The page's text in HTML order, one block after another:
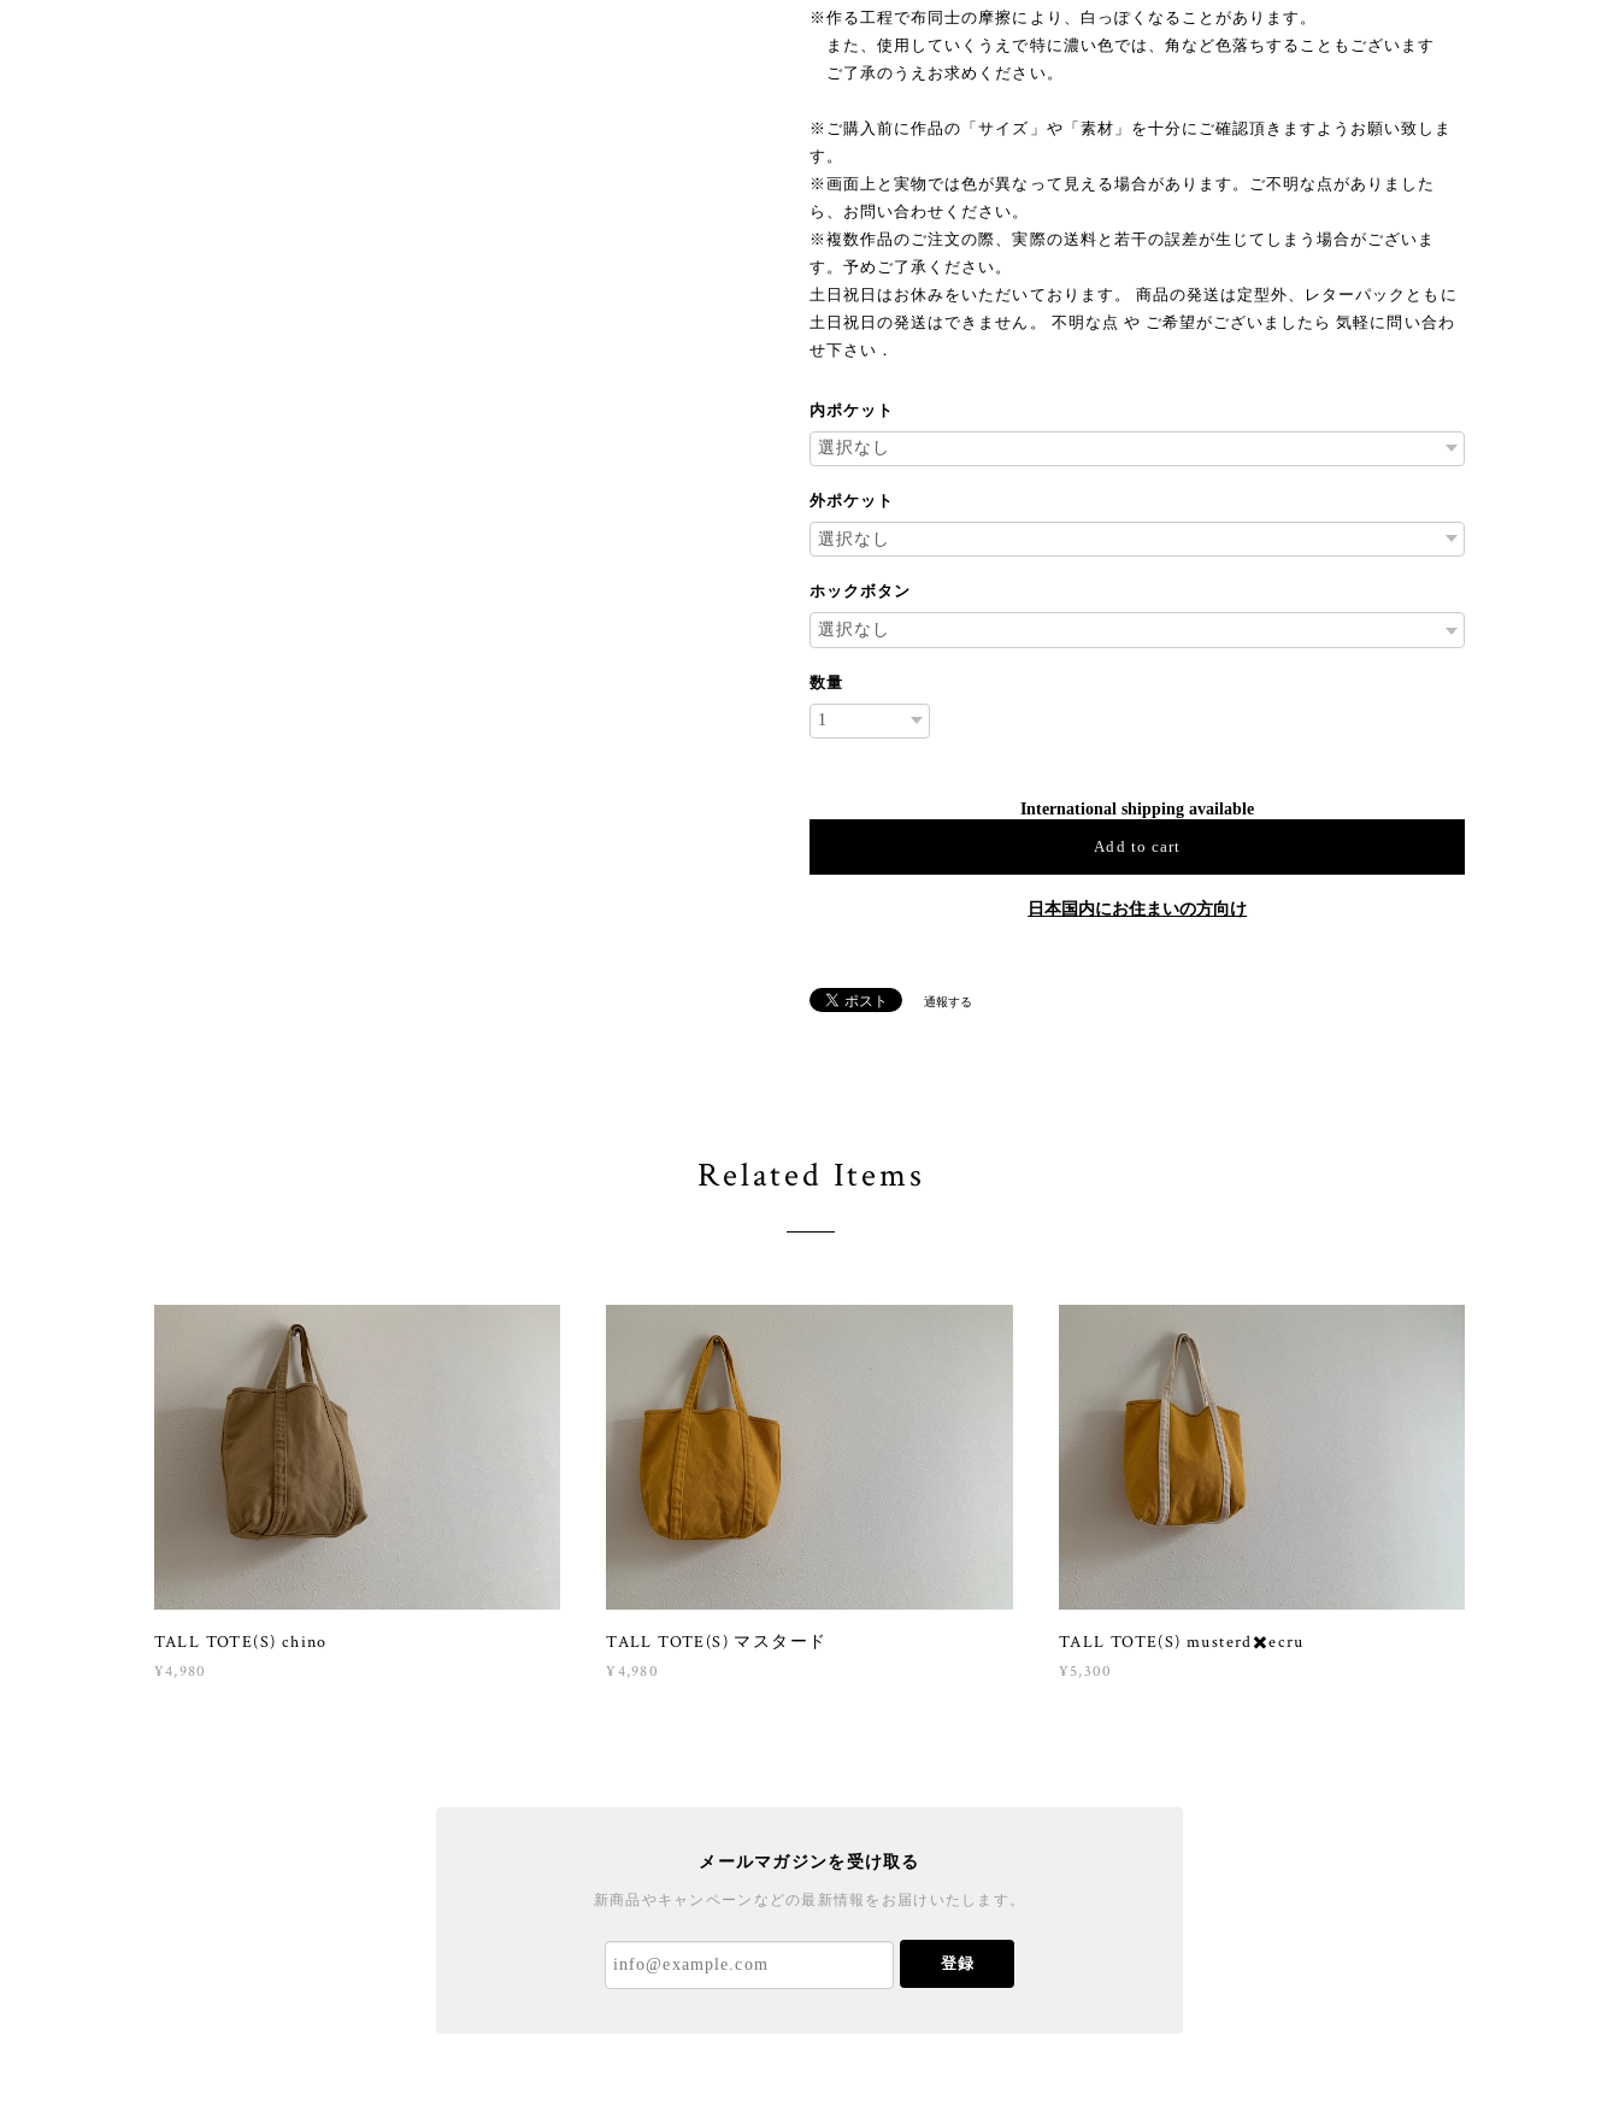
※作る工程で布同士の摩擦により、白っぽくなることがあります。
また、使用していくうえで特に濃い色では、角など色落ちすることもございます
ご了承のうえお求めください。
※ご購入前に作品の「サイズ」や「素材」を十分にご確認頂きますようお願い致しま
す。
※画面上と実物では色が異なって見える場合があります。ご不明な点がありました
ら、お問い合わせください。
※複数作品のご注文の際、実際の送料と若干の誤差が生じてしまう場合がございま
す。予めご了承ください。
土日祝日はお休みをいただいております。 商品の発送は定型外、レターパックともに
土日祝日の発送はできません。 不明な点 や ご希望がございましたら 気軽に問い合わ
せ下さい．
内ポケット
外ポケット
ホックボタン
数量
International shipping available
Add to cart
日本国内にお住まいの方向け
通報する
Related Items
TALL TOTE(S) chino
¥4,980
TALL TOTE(S) マスタード
¥4,980
TALL TOTE(S) musterd✖️ecru
¥5,300
メールマガジンを受け取る
新商品やキャンペーンなどの最新情報をお届けいたします。
登録